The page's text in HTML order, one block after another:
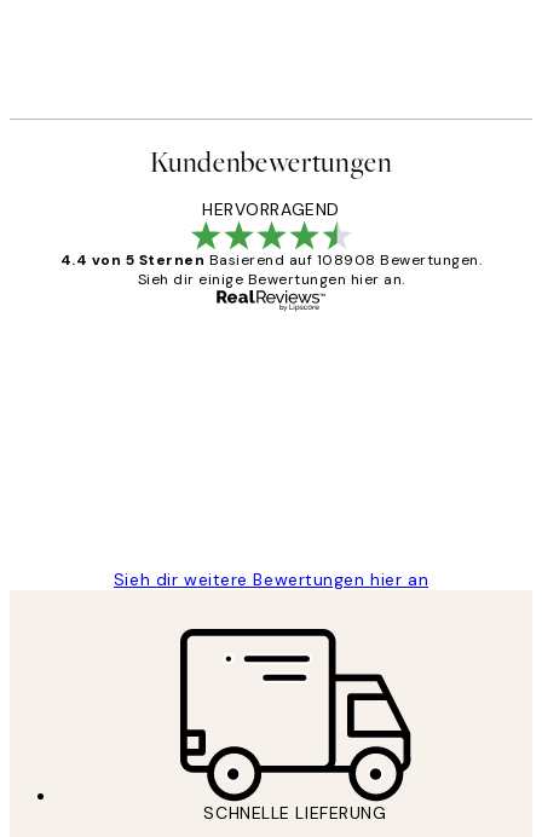
Kundenbewertungen
HERVORRAGEND
4.4 von 5 Sternen Basierend auf 108908 Bewertungen.
Sieh dir einige Bewertungen hier an.
Sieh dir weitere Bewertungen hier an
SCHNELLE LIEFERUNG